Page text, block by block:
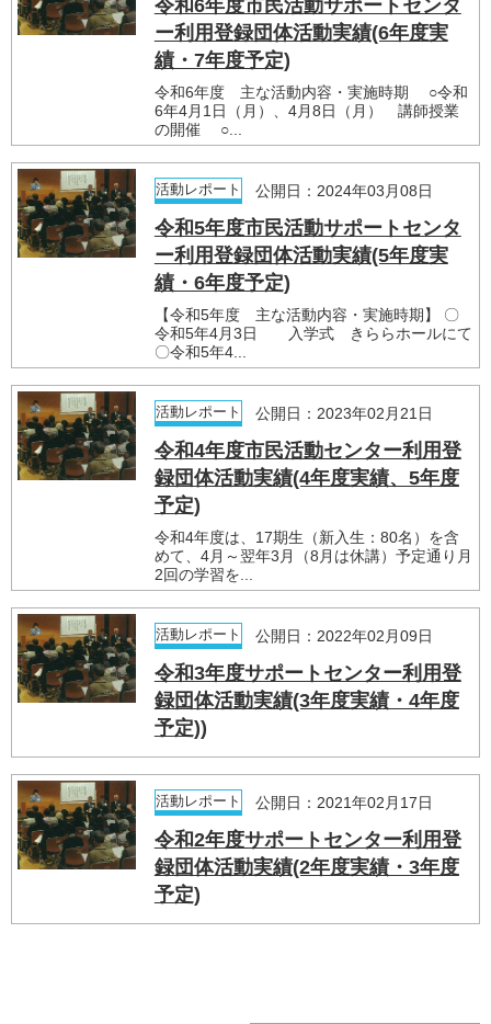
令和6年度市民活動サポートセンタ
ー利用登録団体活動実績(6年度実
績・7年度予定)
令和6年度 主な活動内容・実施時期 ○令和
6年4月1日（月）、4月8日（月） 講師授業
の開催 ○...
活動レポート 公開日：2024年03月08日
令和5年度市民活動サポートセンタ
ー利用登録団体活動実績(5年度実
績・6年度予定)
【令和5年度 主な活動内容・実施時期】 〇
令和5年4月3日 入学式 きららホールにて
〇令和5年4...
活動レポート 公開日：2023年02月21日
令和4年度市民活動センター利用登
録団体活動実績(4年度実績、5年度
予定)
令和4年度は、17期生（新入生：80名）を含
めて、4月～翌年3月（8月は休講）予定通り月
2回の学習を...
活動レポート 公開日：2022年02月09日
令和3年度サポートセンター利用登
録団体活動実績(3年度実績・4年度
予定))
活動レポート 公開日：2021年02月17日
令和2年度サポートセンター利用登
録団体活動実績(2年度実績・3年度
予定)